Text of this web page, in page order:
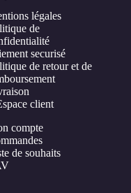
légales
de
securisé
de retour et de
client
compte
de souhaits